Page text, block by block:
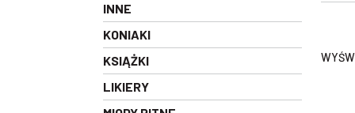
INNE
KONIAKI
KSIĄŻKI
LIKIERY